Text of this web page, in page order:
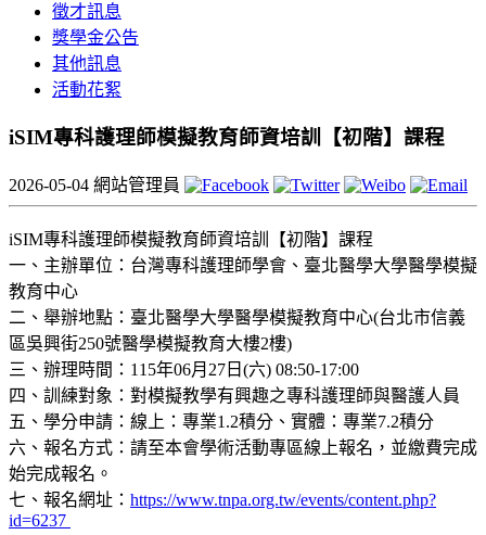
徵才訊息
獎學金公告
其他訊息
活動花絮
iSIM專科護理師模擬教育師資培訓【初階】課程
2026-05-04 網站管理員
iSIM專科護理師模擬教育師資培訓【初階】課程
一、主辦單位：台灣專科護理師學會、臺北醫學大學醫學模擬
教育中心
二、舉辦地點：臺北醫學大學醫學模擬教育中心(台北市信義
區吳興街250號醫學模擬教育大樓2樓)
三、辦理時間：115年06月27日(六) 08:50-17:00
四、訓練對象：對模擬教學有興趣之專科護理師與醫護人員
五、學分申請：線上：專業1.2積分、實體：專業7.2積分
六、報名方式：請至本會學術活動專區線上報名，並繳費完成
始完成報名。
七、報名網址： https://www.tnpa.org.tw/events/content.php?
id=6237